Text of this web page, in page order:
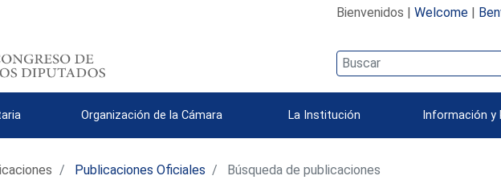
Bienvenidos | Welcome|
Organización de la Cámara La Institución Información y
Publicaciones Oficiales Búsqueda de publicaciones